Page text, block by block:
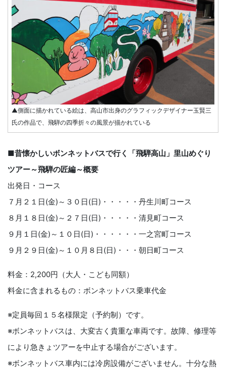
▲側面に描かれている絵は、高山市出身のグラフィックデザイナー玉賢三
氏の作品で、飛騨の四季折々の風景が描かれている
■昔懐かしいボンネットバスで行く「飛騨高山」里山めぐり
ツアー～飛騨の匠編～概要
出発日・コース
７月２１日(金)～３０日(日)・・・・・丹生川町コース
８月１８日(金)～２７日(日)・・・・・清見町コース
９月１日(金)～１０日(日)・・・・・・一之宮町コース
９月２９日(金)～１０月８日(日)・・・朝日町コース
料金：2,200円（大人・こども同額）
料金に含まれるもの：ボンネットバス乗車代金
※定員毎回１５名様限定（予約制）です。
※ボンネットバスは、大変古く貴重な車両です。故障、修理等
により急きょツアーを中止する場合がございます。
※ボンネットバス車内には冷房設備がございません。十分な熱